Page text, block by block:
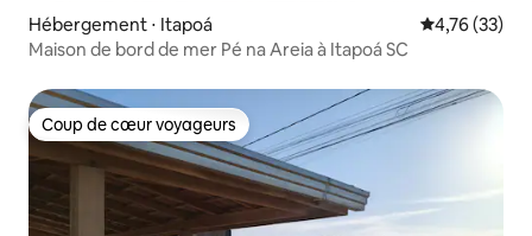
Hébergement ⋅ Itapoá Évaluation
4,76 (33)
Maison de bord de mer Pé na Areia à Itapoá SC
Coup de cœur voyageurs
Coup de cœur voyageurs